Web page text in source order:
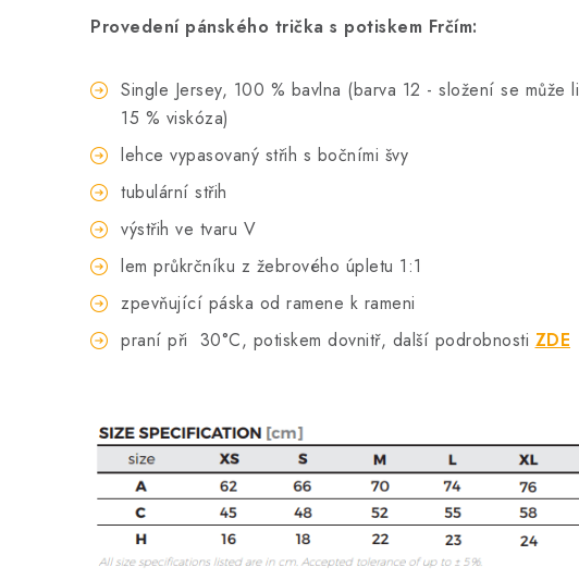
Provedení pánského trička s potiskem Frčím:
Single Jersey, 100 % bavlna (barva 12 - složení se může
15 % viskóza)
lehce vypasovaný střih s bočními švy
tubulární střih
výstřih ve tvaru V
lem průkrčníku z žebrového úpletu 1:1
zpevňující páska od ramene k rameni
praní při 30°C, potiskem dovnitř, další podrobnosti ZDE